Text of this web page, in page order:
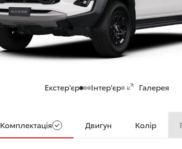
Екстер'єр Інтер'єр Галерея
Комплектація Двигун Колір